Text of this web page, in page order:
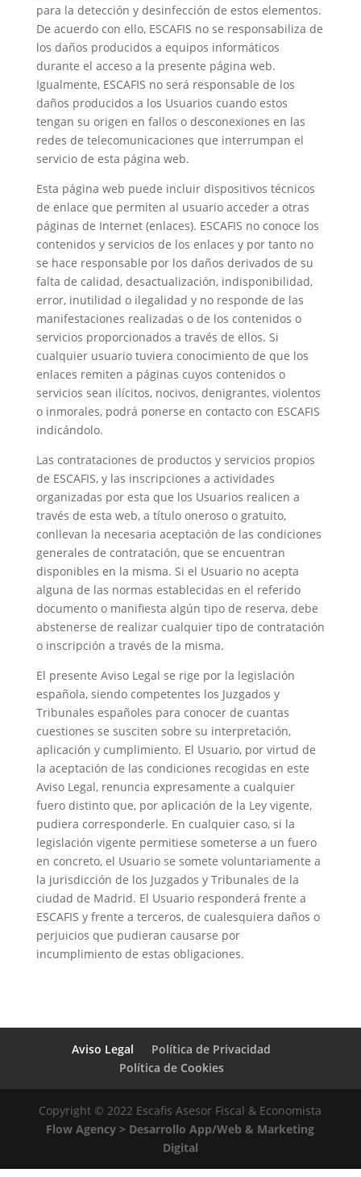
para la detección y desinfección de estos elementos.
De acuerdo con ello, ESCAFIS no se responsabiliza de
los daños producidos a equipos informáticos
durante el acceso a la presente página web.
Igualmente, ESCAFIS no será responsable de los
daños producidos a los Usuarios cuando estos
tengan su origen en fallos o desconexiones en las
redes de telecomunicaciones que interrumpan el
servicio de esta página web.
Esta página web puede incluir dispositivos técnicos
de enlace que permiten al usuario acceder a otras
páginas de Internet (enlaces). ESCAFIS no conoce los
contenidos y servicios de los enlaces y por tanto no
se hace responsable por los daños derivados de su
falta de calidad, desactualización, indisponibilidad,
error, inutilidad o ilegalidad y no responde de las
manifestaciones realizadas o de los contenidos o
servicios proporcionados a través de ellos. Si
cualquier usuario tuviera conocimiento de que los
enlaces remiten a páginas cuyos contenidos o
servicios sean ilícitos, nocivos, denigrantes, violentos
o inmorales, podrá ponerse en contacto con ESCAFIS
indicándolo.
Las contrataciones de productos y servicios propios
de ESCAFIS, y las inscripciones a actividades
organizadas por esta que los Usuarios realicen a
través de esta web, a título oneroso o gratuito,
conllevan la necesaria aceptación de las condiciones
generales de contratación, que se encuentran
disponibles en la misma. Si el Usuario no acepta
alguna de las normas establecidas en el referido
documento o manifiesta algún tipo de reserva, debe
abstenerse de realizar cualquier tipo de contratación
o inscripción a través de la misma.
El presente Aviso Legal se rige por la legislación
española, siendo competentes los Juzgados y
Tribunales españoles para conocer de cuantas
cuestiones se susciten sobre su interpretación,
aplicación y cumplimiento. El Usuario, por virtud de
la aceptación de las condiciones recogidas en este
Aviso Legal, renuncia expresamente a cualquier
fuero distinto que, por aplicación de la Ley vigente,
pudiera corresponderle. En cualquier caso, si la
legislación vigente permitiese someterse a un fuero
en concreto, el Usuario se somete voluntariamente a
la jurisdicción de los Juzgados y Tribunales de la
ciudad de Madrid. El Usuario responderá frente a
ESCAFIS y frente a terceros, de cualesquiera daños o
perjuicios que pudieran causarse por
incumplimiento de estas obligaciones.
Aviso Legal
Política de Privacidad
Política de Cookies
Copyright © 2022 Escafis Asesor Fiscal & Economista
Flow Agency > Desarrollo App/Web & Marketing
Digital